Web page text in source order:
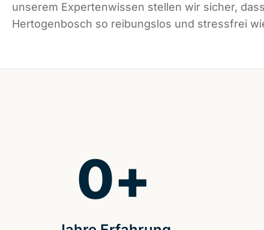
unserem Expertenwissen stellen wir sicher,
Hertogenbosch so reibungslos und stressfrei
0+